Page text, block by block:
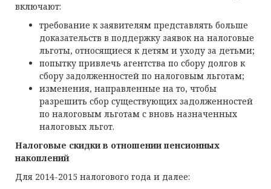
включают:
требование к заявителям представлять больше
доказательств в поддержку заявок на налоговые
льготы, относящиеся к детям и уходу за детьми;
попытку привлечь агентства по сбору долгов к
сбору задолженностей по налоговым льготам;
изменения, направленные на то, чтобы
разрешить сбор существующих задолженностей
по налоговым льготам с вновь назначенных
налоговых льгот.
Налоговые скидки в отношении пенсионных
накоплений
Для 2014-2015 налогового года и далее: